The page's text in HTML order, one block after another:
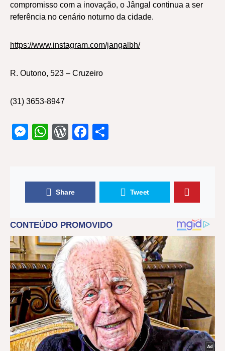
compromisso com a inovação, o Jângal continua a ser
referência no cenário noturno da cidade.
https://www.instagram.com/jangalbh/
R. Outono, 523 – Cruzeiro
(31) 3653-8947
Messenger
WhatsApp
WordPress
Facebook
Share Tweet